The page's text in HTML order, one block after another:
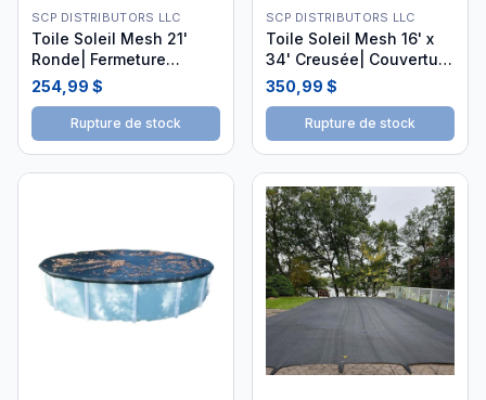
SCP DISTRIBUTORS LLC
Toile Soleil Mesh 21'
Ronde| Fermeture
Piscine
254,99 $
Rupture de stock
SCP DISTRIBUTORS LLC
Toile Soleil Mesh 16' x
34' Creusée| Couverture
de Piscine
350,99 $
Rupture de stock